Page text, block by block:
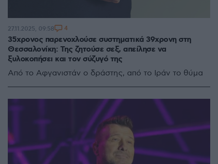
35χρονος παρενοχλούσε συστηματικά 39χρονη στη
Θεσσαλονίκη: Της ζητούσε σεξ, απείλησε να
ξυλοκοπήσει και τον σύζυγό της
Από το Αφγανιστάν ο δράστης, από το Ιράν το θύμα
27.11.2025, 09:58 4